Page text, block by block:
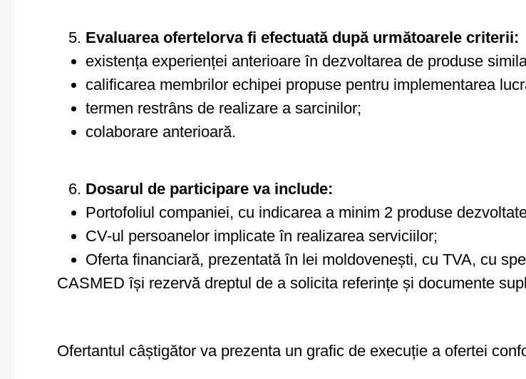
Evaluarea ofertelorva fi efectuată după următoarele criterii:
existența experienței anterioare în dezvoltarea de produse
calificarea membrilor echipei propuse pentru implementarea
termen restrâns de realizare a sarcinilor;
colaborare anterioară.
Dosarul de participare va include:
Portofoliul companiei, cu indicarea a minim 2 produse
CV-ul persoanelor implicate în realizarea serviciilor;
Oferta financiară, prezentată în lei moldovenești, cu TVA, cu
CASMED își rezervă dreptul de a solicita referințe și documente
Ofertantul câștigător va prezenta un grafic de execuție a ofertei